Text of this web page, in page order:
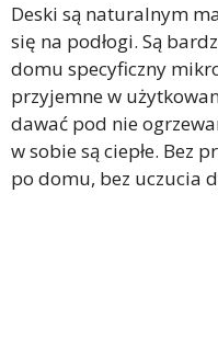
Deski są naturalnym
się na podłogi. Są
domu specyficzny
przyjemne w
dawać pod nie
w sobie są ciepłe. Bez
po domu, bez uczucia